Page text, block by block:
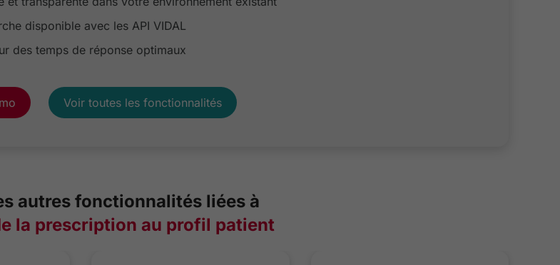
disponible avec les API VIDAL
des temps de réponse optimaux
Voir toutes les fonctionnalités
autres fonctionnalités liées à
la prescription au profil patient